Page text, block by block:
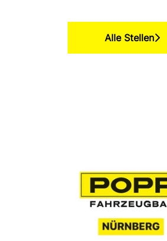
Alle Stellen